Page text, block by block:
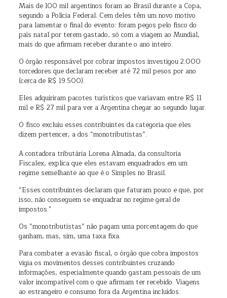
Mais de 100 mil argentinos foram ao Brasil durante a Copa,
segundo a Polícia Federal. Cem deles têm um novo motivo
para lamentar o final do evento: foram pegos pelo fisco do
país natal por terem gastado, só com a viagem ao Mundial,
mais do que afirmam receber durante o ano inteiro.
O órgão responsável por cobrar impostos investigou 2.000
torcedores que declaram receber até 72 mil pesos por ano
(cerca de R$ 19.500).
Eles adquiriram pacotes turísticos que variavam entre R$ 11
mil e R$ 27 mil para ver a Argentina chegar ao segundo lugar.
O fisco excluiu esses contribuintes da categoria que eles
dizem pertencer, a dos “monotributistas”.
A contadora tributária Lorena Almada, da consultoria
Fiscalex, explica que eles estavam enquadrados em um
regime semelhante ao que é o Simples no Brasil.
“Esses contribuintes declaram que faturam pouco e que, por
isso, não conseguem se enquadrar no regime geral de
impostos.”
Os “monotributistas” não pagam uma porcentagem do que
ganham, mas, sim, uma taxa fixa.
Para combater a evasão fiscal, o órgão que cobra impostos
vigia os movimentos desses contribuintes cruzando
informações, especialmente quando gastam pessoais de um
valor incompatível com o que afirmam ter recebido. Viagens
ao estrangeiro e consumo fora da Argentina incluídos.